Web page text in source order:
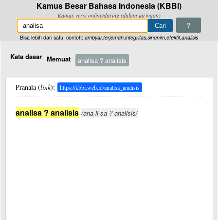
Kamus Besar Bahasa Indonesia (KBBI)
Kamus versi online/daring (dalam jaringan)
?
Bisa lebih dari satu, contoh: ambyar,terjemah,integritas,sinonim,efektif,analisis
Kata dasar Memuat analisa ? analisis
Pranala (link): https://kbbi.web.id/analisa_analisis
analisa ? analisis /ana·li·sa ? analisis/